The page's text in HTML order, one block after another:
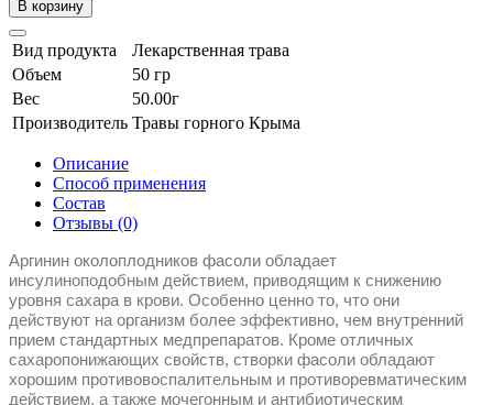
В корзину
Вид продукта
Лекарственная трава
Объем
50 гр
Вес
50.00г
Производитель Травы горного Крыма
Описание
Способ применения
Состав
Отзывы (0)
Аргинин околоплодников фасоли обладает
инсулиноподобным действием, приводящим к снижению
уровня сахара в крови. Особенно ценно то, что они
действуют на организм более эффективно, чем внутренний
прием стандартных медпрепаратов. Кроме отличных
сахаропонижающих свойств, створки фасоли обладают
хорошим противовоспалительным и противоревматическим
действием, а также мочегонным и антибиотическим